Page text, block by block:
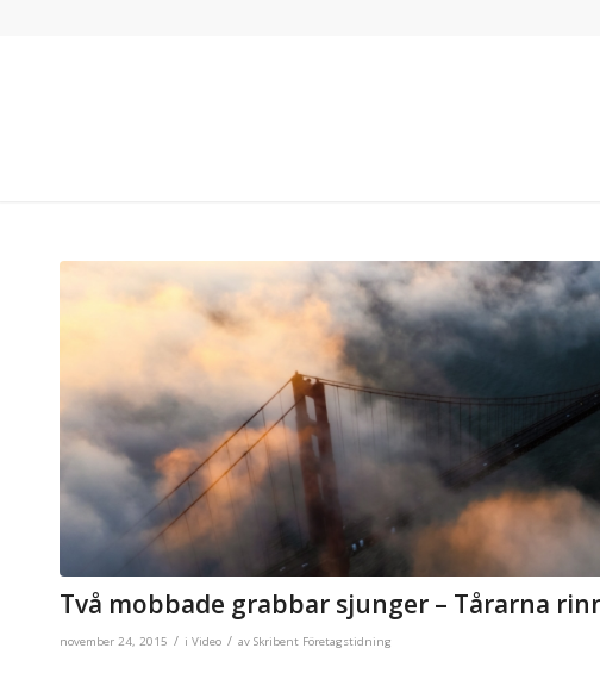
Två mobbade grabbar sjunger – Tårarna
november 24, 2015 / i Video / av Skribent Företagstidning